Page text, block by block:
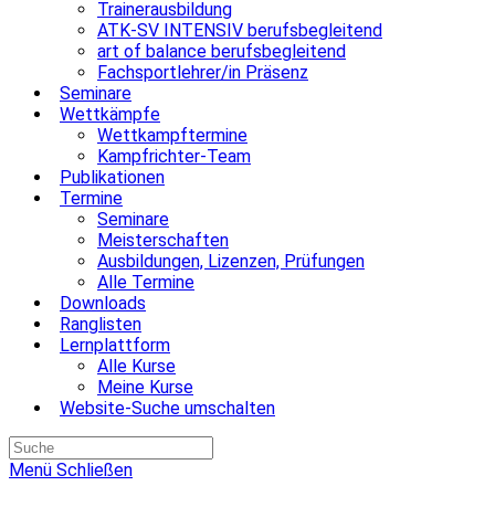
Trainerausbildung
ATK-SV INTENSIV berufsbegleitend
art of balance berufsbegleitend
Fachsportlehrer/in Präsenz
Seminare
Wettkämpfe
Wettkampftermine
Kampfrichter-Team
Publikationen
Termine
Seminare
Meisterschaften
Ausbildungen, Lizenzen, Prüfungen
Alle Termine
Downloads
Ranglisten
Lernplattform
Alle Kurse
Meine Kurse
Website-Suche umschalten
Menü Schließen